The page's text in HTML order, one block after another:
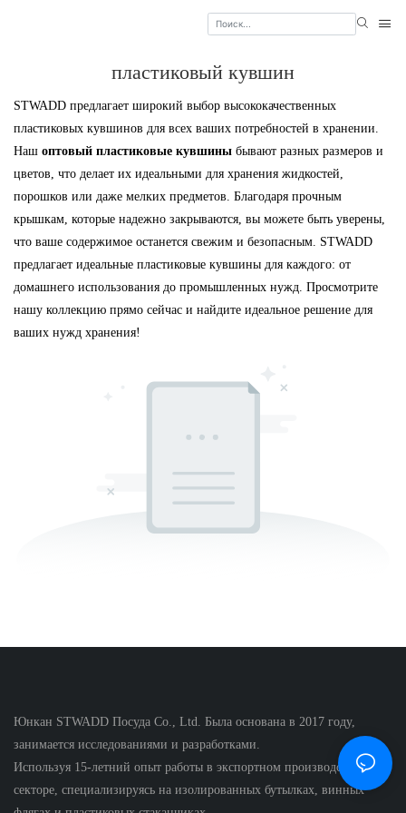
пластиковый кувшин
STWADD предлагает широкий выбор высококачественных
пластиковых кувшинов для всех ваших потребностей в хранении.
Наш oптовый пластиковые кувшины бывают разных размеров и
цветов, что делает их идеальными для хранения жидкостей,
порошков или даже мелких предметов. Благодаря прочным
крышкам, которые надежно закрываются, вы можете быть уверены,
что ваше содержимое останется свежим и безопасным. STWADD
предлагает идеальные пластиковые кувшины для каждого: от
домашнего использования до промышленных нужд. Просмотрите
нашу коллекцию прямо сейчас и найдите идеальное решение для
ваших нужд хранения!
Юнкан STWADD Посуда Co., Ltd. Была основана в 2017 году,
занимается исследованиями и разработками.
Используя 15-летний опыт работы в экспортном производственном
секторе, специализируясь на изолированных бутылках, винных